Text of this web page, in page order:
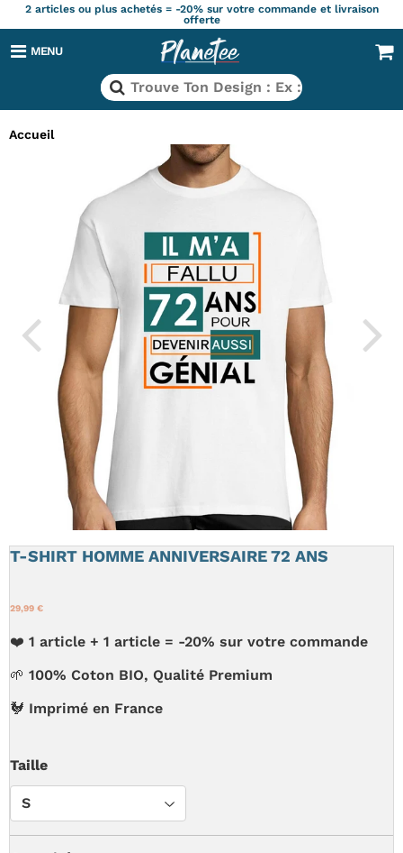
2 articles ou plus achetés = -20% sur votre commande et livraison
offerte
MENU
Accueil
T-SHIRT HOMME ANNIVERSAIRE 72 ANS
29,99 €
❤️ 1 article + 1 article = -20% sur votre commande
🌱 100% Coton BIO, Qualité Premium
🐓 Imprimé en France
Taille